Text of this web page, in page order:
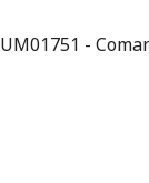
UM01751 -